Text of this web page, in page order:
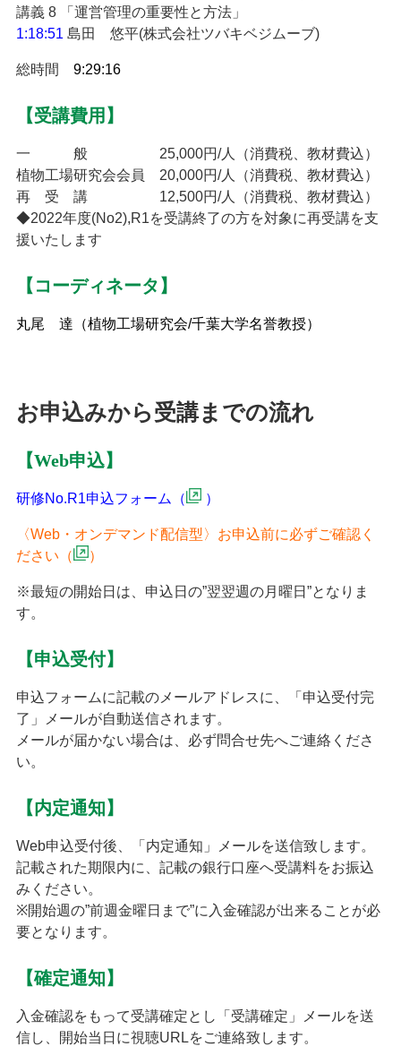
講義 8 「運営管理の重要性と方法」
1:18:51 島田 悠平(株式会社ツバキベジムーブ)
総時間 9:29:16
【受講費用】
一 般 25,000円/人（消費税、教材費込）
植物工場研究会会員 20,000円/人（消費税、教材費込）
再 受 講 12,500円/人（消費税、教材費込）
◆2022年度(No2),R1を受講終了の方を対象に再受講を支
援いたします
【コーディネータ】
丸尾 達（植物工場研究会/千葉大学名誉教授）
お申込みから受講までの流れ
【Web申込】
研修No.R1申込フォーム（ ）
〈Web・オンデマンド配信型〉お申込前に必ずご確認く
ださい（
）
※最短の開始日は、申込日の”翌翌週の月曜日”となりま
す。
【申込受付】
申込フォームに記載のメールアドレスに、「申込受付完
了」メールが自動送信されます。
メールが届かない場合は、必ず問合せ先へご連絡くださ
い。
【内定通知】
Web申込受付後、「内定通知」メールを送信致します。
記載された期限内に、記載の銀行口座へ受講料をお振込
みください。
※開始週の”前週金曜日まで”に入金確認が出来ることが必
要となります。
【確定通知】
入金確認をもって受講確定とし「受講確定」メールを送
信し、開始当日に視聴URLをご連絡致します。